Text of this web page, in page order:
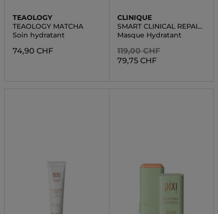
TEAOLOGY
TEAOLOGY MATCHA
Soin hydratant
74,90 CHF
CLINIQUE
SMART CLINICAL REPAIR
OVERNIGHT RECOVERY
Masque Hydratant
119,00 CHF
79,75 CHF